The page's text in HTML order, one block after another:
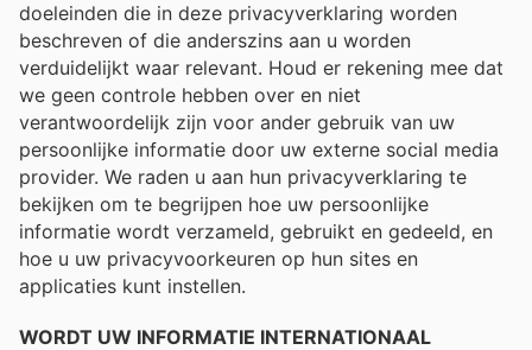
doeleinden die in deze privacyverklaring worden
beschreven of die anderszins aan u worden
verduidelijkt waar relevant. Houd er rekening mee dat
we geen controle hebben over en niet
verantwoordelijk zijn voor ander gebruik van uw
persoonlijke informatie door uw externe social media
provider. We raden u aan hun privacyverklaring te
bekijken om te begrijpen hoe uw persoonlijke
informatie wordt verzameld, gebruikt en gedeeld, en
hoe u uw privacyvoorkeuren op hun sites en
applicaties kunt instellen.
WORDT UW INFORMATIE INTERNATIONAAL